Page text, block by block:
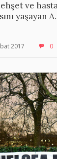
ve
yaşayan
2017 0